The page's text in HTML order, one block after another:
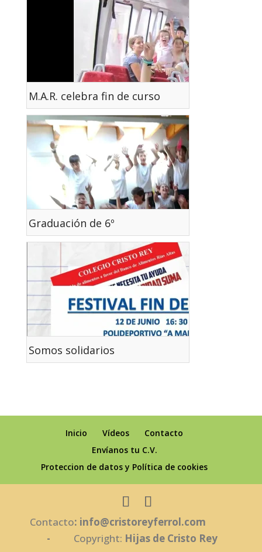
M.A.R. celebra fin de curso
Graduación de 6º
Somos solidarios
Inicio Vídeos
Contacto
Envíanos tu C.V.
Proteccion de datos y Política de cookies
Contacto: info@cristoreyferrol.com
- Copyright: Hijas de Cristo Rey